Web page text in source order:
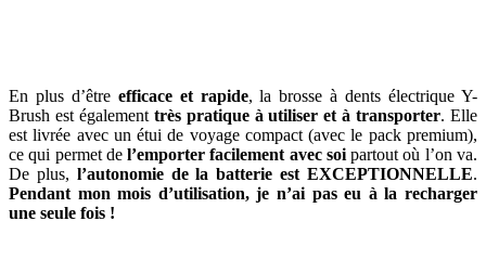
En plus d’être efficace et rapide, la brosse à dents électrique Y-
Brush est également très pratique à utiliser et à transporter. Elle
est livrée avec un étui de voyage compact (avec le pack premium),
ce qui permet del’emporter facilement avec soipartout où l’on va.
De plus, l’autonomie de la batterie est EXCEPTIONNELLE.
Pendant mon mois d’utilisation, je n’ai pas eu à la recharger
une seule fois !